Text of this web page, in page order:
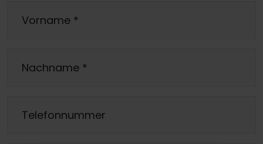
Vorname *
Nachname *
Telefonnummer